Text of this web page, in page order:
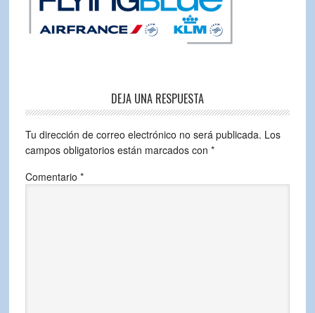
DEJA UNA RESPUESTA
Tu dirección de correo electrónico no será publicada. Los
campos obligatorios están marcados con *
Comentario *